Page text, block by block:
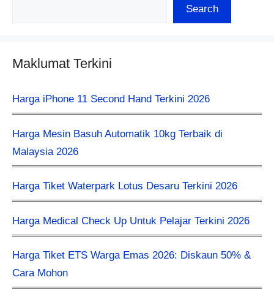
Search
Maklumat Terkini
Harga iPhone 11 Second Hand Terkini 2026
Harga Mesin Basuh Automatik 10kg Terbaik di
Malaysia 2026
Harga Tiket Waterpark Lotus Desaru Terkini 2026
Harga Medical Check Up Untuk Pelajar Terkini 2026
Harga Tiket ETS Warga Emas 2026: Diskaun 50% &
Cara Mohon